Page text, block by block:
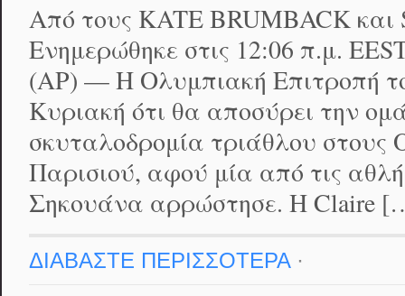
Από τους KATE BRUMBACK
Ενημερώθηκε στις 12:06 π.μ.
(AP) — Η Ολυμπιακή Επιτροπή
Κυριακή ότι θα αποσύρει την
σκυταλοδρομία τριάθλου
Παρισιού, αφού μία από τις
Σηκουάνα αρρώστησε. Η Claire
ΔΙΑΒΑΣΤΕ ΠΕΡΙΣΣΟΤΕΡΑ·